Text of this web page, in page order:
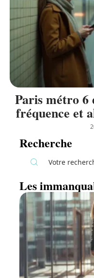
Paris métro
fréquence et
Recherche
Les